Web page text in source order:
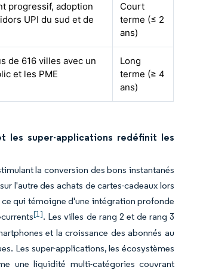
progressif, adoption
UPI du sud et de
Court
terme (≤ 2
ans)
de 616 villes avec un
et les PME
Long
terme (≥ 4
ans)
les super-applications redéfinit les
la conversion des bons instantanés
l'autre des achats de cartes-cadeaux lors
qui témoigne d'une intégration profonde
[1]. Les villes de rang 2 et de rang 3
et la croissance des abonnés au
Les super-applications, les écosystèmes
une liquidité multi-catégories couvrant